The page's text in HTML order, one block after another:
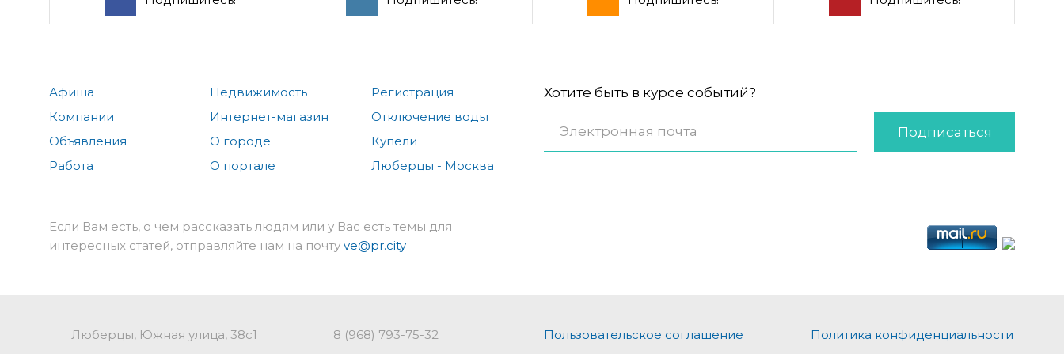
Афиша
Компании
Объявления
Работа
Недвижимость
Интернет-магазин
О городе
О портале
Регистрация
Отключение воды
Купели
Люберцы - Москва
Хотите быть в курсе событий?
Подписаться
Если Вам есть, о чем рассказать людям или у Вас есть темы для
интересных статей, отправляйте нам на почту ve@pr.city
Люберцы, Южная улица, 38с1 8 (968) 793-75-32 Пользовательское соглашение Политика конфиденциальности